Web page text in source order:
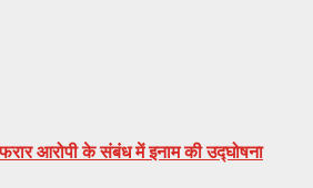
आरोपी के संबंध में इनाम की उद्घोषना